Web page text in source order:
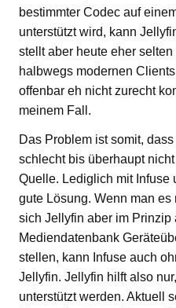
bestimmter Codec auf
unterstützt wird, kann
stellt aber heute eher
halbwegs modernen
offenbar eh nicht zurecht
meinem Fall.
Das Problem ist somit,
schlecht bis überhaupt
Quelle. Lediglich mit Infuse
gute Lösung. Wenn man es
sich Jellyfin aber im Prinzip
Mediendatenbank
stellen, kann Infuse auch
Jellyfin. Jellyfin hilft also
unterstützt werden. Aktuell